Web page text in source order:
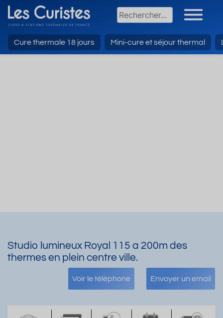
Cure thermale 18 jours Mini-cure et séjour thermal
Studio lumineux Royal 115 a 200m des
thermes en plein centre ville.
Voir le téléphone Envoyer un email